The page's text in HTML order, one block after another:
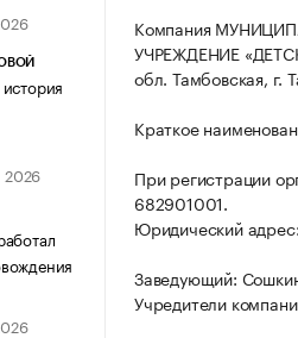
2026
Компания
УЧРЕЖДЕНИЕ
обл. Тамбовская, г.
Краткое
При регистрации
682901001.
Юридический
Заведующий:
Учредители